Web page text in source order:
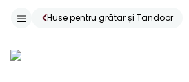
Huse pentru grătar și Tandoor